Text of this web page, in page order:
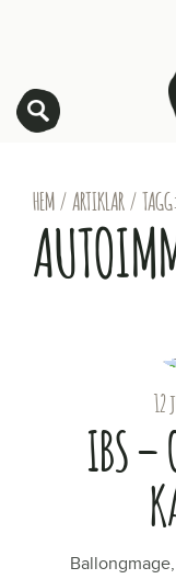
HEM / ARTIKLAR /
12
IBS –